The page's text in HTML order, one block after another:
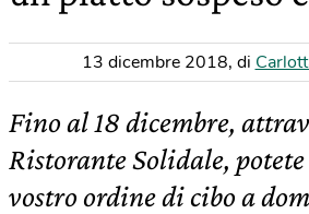
13 dicembre 2018, di
Fino al 18 dicembre,
Ristorante Solidale,
vostro ordine di cibo a